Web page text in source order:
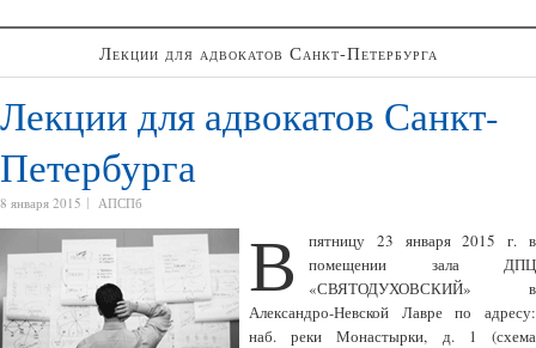
Лекции для адвокатов Санкт-Петербурга
Лекции для адвокатов Санкт-
Петербурга
8 января 2015 АПСПб
В
пятницу 23 января 2015 г. в
помещении зала ДПЦ
«СВЯТОДУХОВСКИЙ» в
Александро-Невской Лавре по адресу:
наб. реки Монастырки, д. 1 (схема